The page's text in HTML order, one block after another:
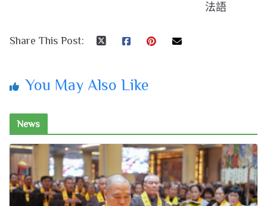
法語
Share This Post:
You May Also Like
News